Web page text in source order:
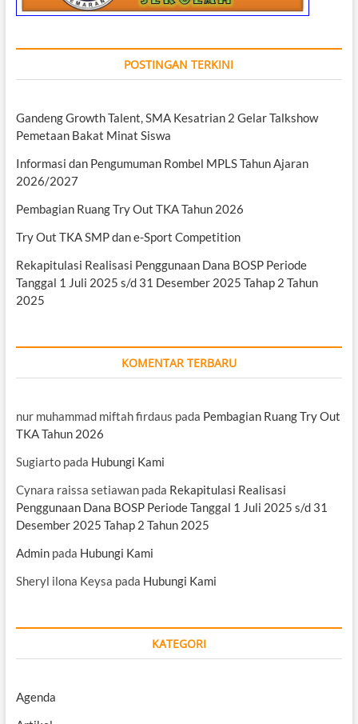
POSTINGAN TERKINI
Gandeng Growth Talent, SMA Kesatrian 2 Gelar Talkshow
Pemetaan Bakat Minat Siswa
Informasi dan Pengumuman Rombel MPLS Tahun Ajaran
2026/2027
Pembagian Ruang Try Out TKA Tahun 2026
Try Out TKA SMP dan e-Sport Competition
Rekapitulasi Realisasi Penggunaan Dana BOSP Periode
Tanggal 1 Juli 2025 s/d 31 Desember 2025 Tahap 2 Tahun
2025
KOMENTAR TERBARU
nur muhammad miftah firdaus pada Pembagian Ruang Try Out
TKA Tahun 2026
Sugiartopada Hubungi Kami
Cynara raissa setiawanpada Rekapitulasi Realisasi
Penggunaan Dana BOSP Periode Tanggal 1 Juli 2025 s/d 31
Desember 2025 Tahap 2 Tahun 2025
Adminpada Hubungi Kami
Sheryl ilona Keysa pada Hubungi Kami
KATEGORI
Agenda